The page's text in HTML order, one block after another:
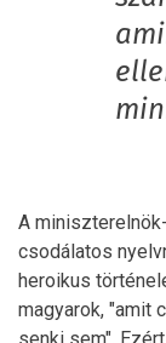
A
csodálatos
heroikus
magyarok, "amit